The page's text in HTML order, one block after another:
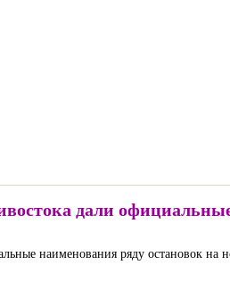
дали
наименования ряду остановок на